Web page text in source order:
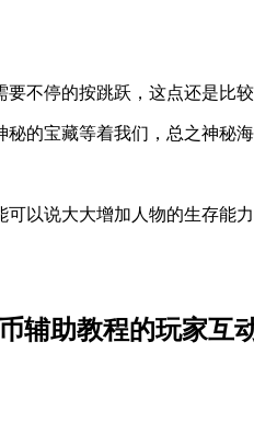
不停的按跳跃，这点还是比
的宝藏等着我们，总之神秘
以说大大增加人物的生存能
辅助教程的玩家互